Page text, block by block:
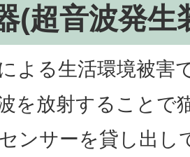
(超音波発生
よる生活環境被害
を放射することで
ンサーを貸し出し